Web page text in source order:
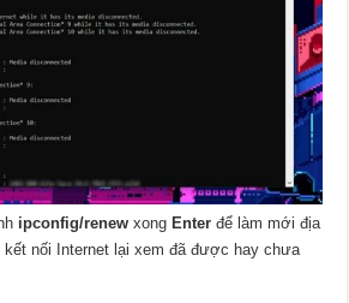
ipconfig/renewxong Enter để làm mới địa
nối Internet lại xem đã được hay chưa